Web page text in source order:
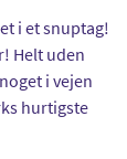
i et snuptag!
Helt uden
i vejen
hurtigste